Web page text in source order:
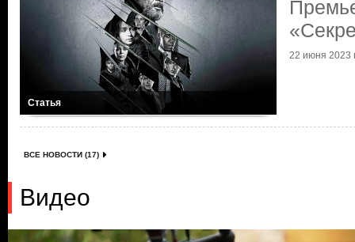
Статья
22 июня 2023
ВСЕ НОВОСТИ (17)
Видео